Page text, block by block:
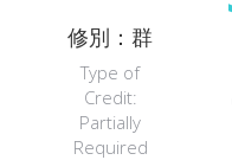
修別：群
Type of
Credit:
Partially
Required